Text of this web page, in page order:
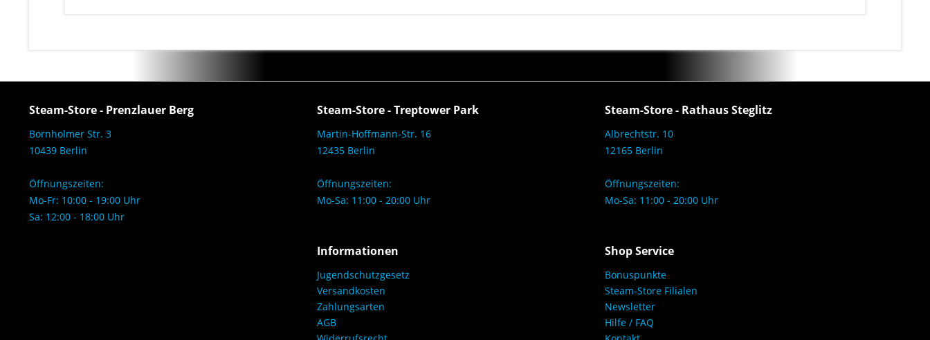
Steam-Store - Prenzlauer Berg
Bornholmer Str. 3
10439 Berlin
Öffnungszeiten:
Mo-Fr: 10:00 - 19:00 Uhr
Sa: 12:00 - 18:00 Uhr
Steam-Store - Treptower Park
Martin-Hoffmann-Str. 16
12435 Berlin
Öffnungszeiten:
Mo-Sa: 11:00 - 20:00 Uhr
Steam-Store - Rathaus Steglitz
Albrechtstr. 10
12165 Berlin
Öffnungszeiten:
Mo-Sa: 11:00 - 20:00 Uhr
Informationen
Jugendschutzgesetz
Versandkosten
Zahlungsarten
AGB
Shop Service
Bonuspunkte
Steam-Store Filialen
Newsletter
Hilfe / FAQ